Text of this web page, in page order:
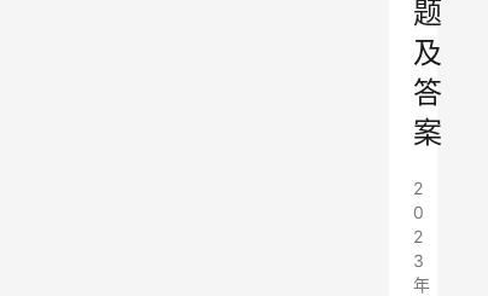
题
及
答
案
2
0
2
3
年